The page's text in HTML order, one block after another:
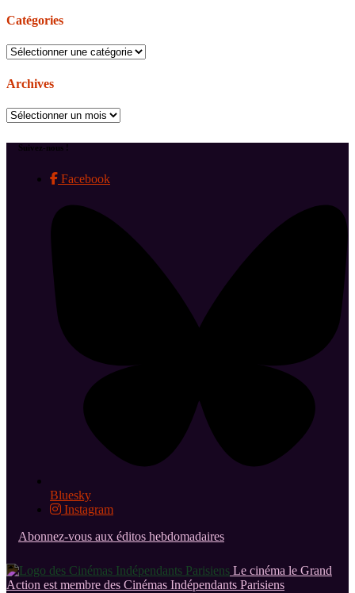
Catégories
Catégories
Archives
Archives
Suivez-nous !
Facebook
Bluesky
Instagram
Abonnez-vous aux éditos hebdomadaires
Le cinéma le Grand
Action est membre des Cinémas Indépendants Parisiens